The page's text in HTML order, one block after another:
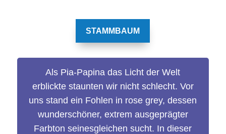
STAMMBAUM
Als Pia-Papina das Licht der Welt
erblickte staunten wir nicht schlecht. Vor
uns stand ein Fohlen in rose grey, dessen
wunderschöner, extrem ausgeprägter
Farbton seinesgleichen sucht. In dieser